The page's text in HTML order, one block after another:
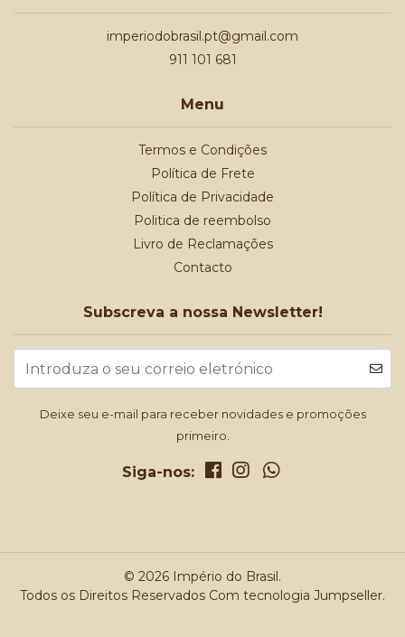
imperiodobrasil.pt@gmail.com
911 101 681
Menu
Termos e Condições
Política de Frete
Política de Privacidade
Politica de reembolso
Livro de Reclamações
Contacto
Subscreva a nossa Newsletter!
Deixe seu e-mail para receber novidades e promoções
primeiro.
Siga-nos:
© 2026 Império do Brasil.
Todos os Direitos Reservados Com tecnologia Jumpseller.